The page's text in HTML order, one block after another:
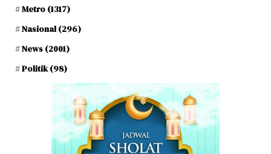
Metro (1317)
Nasional(296)
News (2001)
Politik(98)